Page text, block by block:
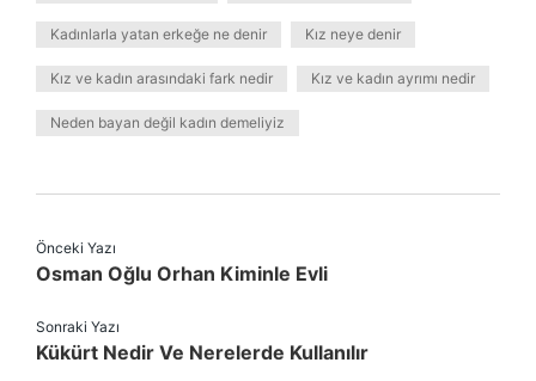
Kadınlarla yatan erkeğe ne denir Kız neye denir
Kız ve kadın arasındaki fark nedir Kız ve kadın ayrımı nedir
Neden bayan değil kadın demeliyiz
Önceki Yazı
Osman Oğlu Orhan Kiminle Evli
Sonraki Yazı
Kükürt Nedir Ve Nerelerde Kullanılır